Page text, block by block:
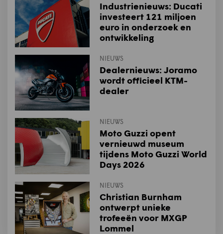
Industrienieuws: Ducati
investeert 121 miljoen
euro in onderzoek en
ontwikkeling
NIEUWS
Dealernieuws: Joramo
wordt officieel KTM-
dealer
NIEUWS
Moto Guzzi opent
vernieuwd museum
tijdens Moto Guzzi World
Days 2026
NIEUWS
Christian Burnham
ontwerpt unieke
trofeeën voor MXGP
Lommel